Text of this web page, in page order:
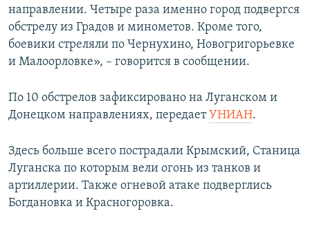
КРЫМ.НЕПОКОРЕННЫЙ
УКРАИНСКАЯ ПРОБЛЕМА КРЫМА
направлении. Четыре раза именно город подвергся
обстрелу из Градов и минометов. Кроме того,
боевики стреляли по Чернухино, Новогригорьевке
и Малоорловке», – говорится в сообщении.
По 10 обстрелов зафиксировано на Луганском и
Донецком направлениях, передаетУНИАН.
Здесь больше всего пострадали Крымский, Станица
Луганска по которым вели огонь из танков и
артиллерии. Также огневой атаке подверглись
Богдановка и Красногоровка.